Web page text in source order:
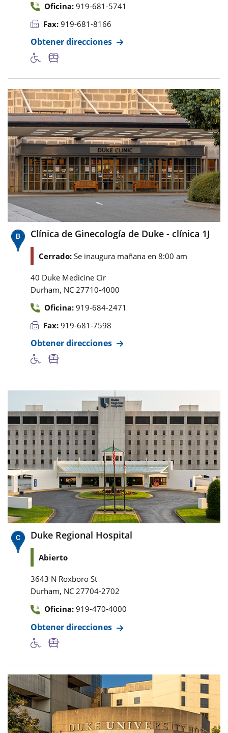
Oficina: 919-681-5741
Fax: 919-681-8166
Obtener direcciones
Clínica de Ginecología de Duke - clínica 1J
Cerrado: Se inaugura mañana en 8:00 am
40 Duke Medicine Cir
Durham, NC 27710-4000
Oficina: 919-684-2471
Fax: 919-681-7598
Obtener direcciones
Duke Regional Hospital
Abierto
3643 N Roxboro St
Durham, NC 27704-2702
Oficina: 919-470-4000
Obtener direcciones